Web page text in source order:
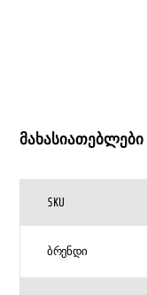
მახასიათებლები
SKU
ᲑᲠᲔᲜᲓᲘ